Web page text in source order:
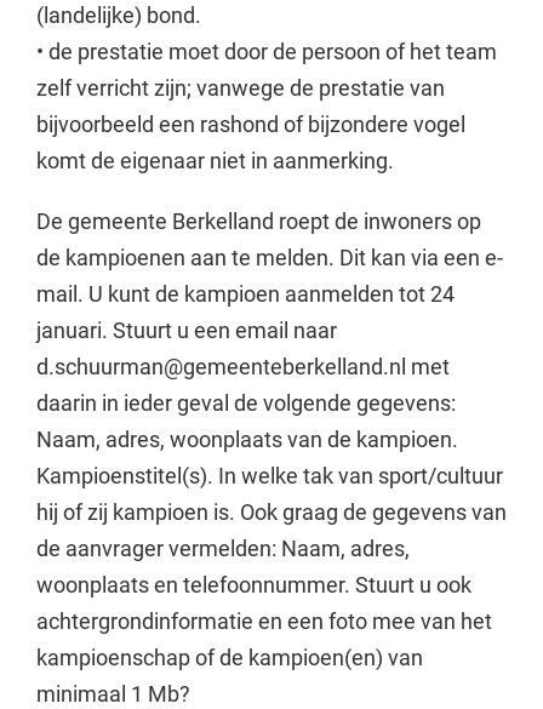
(landelijke) bond.
• de prestatie moet door de persoon of het team
zelf verricht zijn; vanwege de prestatie van
bijvoorbeeld een rashond of bijzondere vogel
komt de eigenaar niet in aanmerking.
De gemeente Berkelland roept de inwoners op
de kampioenen aan te melden. Dit kan via een e-
mail. U kunt de kampioen aanmelden tot 24
januari. Stuurt u een email naar
d.schuurman@gemeenteberkelland.nl met
daarin in ieder geval de volgende gegevens:
Naam, adres, woonplaats van de kampioen.
Kampioenstitel(s). In welke tak van sport/cultuur
hij of zij kampioen is. Ook graag de gegevens van
de aanvrager vermelden: Naam, adres,
woonplaats en telefoonnummer. Stuurt u ook
achtergrondinformatie en een foto mee van het
kampioenschap of de kampioen(en) van
minimaal 1 Mb?